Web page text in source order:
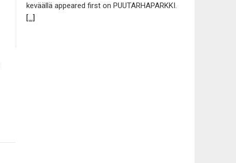
keväällä appeared first on PUUTARHAPARKKI.
[...]